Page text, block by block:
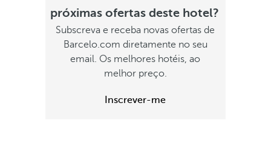
próximas ofertas deste hotel?
Subscreva e receba novas ofertas de
Barcelo.com diretamente no seu
email. Os melhores hotéis, ao
melhor preço.
Inscrever-me